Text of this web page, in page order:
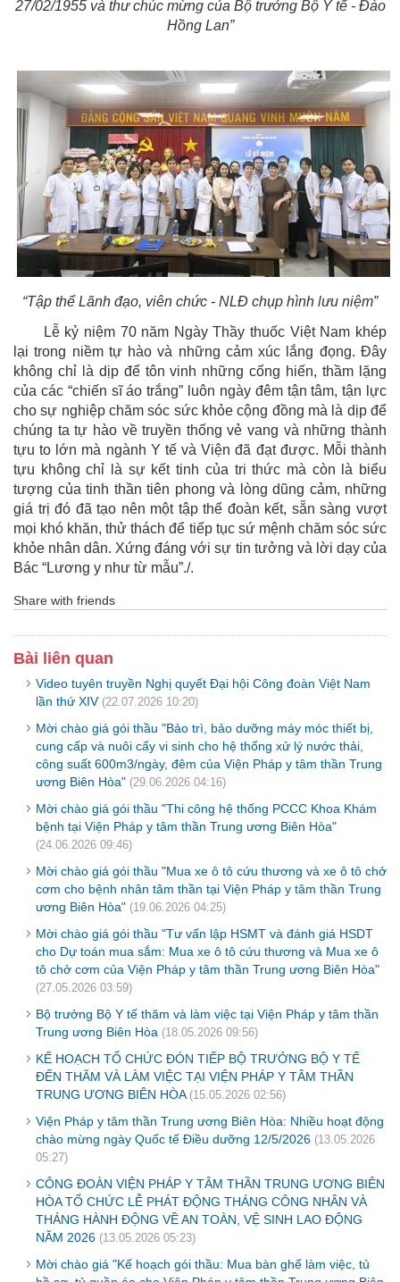
27/02/1955 và thưchúc mừng của Bộ trưởng Bộ Y tế - Đào
Hồng Lan”
“Tập thể Lãnh đạo, viên chức - NLĐ chụp hình lưu niệm”
Lễ kỷ niệm 70 năm Ngày Thầy thuốc Việt Nam khép
lại trong niềm tự hào và những cảm xúc lắng đọng. Đây
không chỉ là dịp để tôn vinh những cống hiến, thầm lặng
của các “chiến sĩ áo trắng” luôn ngày đêm tận tâm, tận lực
cho sự nghiệp chăm sóc sức khỏe cộng đồng mà là dịp để
chúng ta tự hào về truyền thống vẻ vang và những thành
tựu to lớn mà ngành Y tế và Viện đã đạt được. Mỗi thành
tựu không chỉ là sự kết tinh của tri thức mà còn là biểu
tượng của tinh thần tiên phong và lòng dũng cảm, những
giá trị đó đã tạo nên một tập thể đoàn kết, sẵn sàng vượt
mọi khó khăn, thử thách để tiếp tục sứ mệnh chăm sóc sức
khỏe nhân dân. Xứng đáng với sự tin tưởng và lời dạy của
Bác “Lương y như từ mẫu”./.
Share with friends
Bài liên quan
Video tuyên truyền Nghị quyết Đại hội Công đoàn Việt Nam
lần thứ XIV (22.07.2026 10:20)
Mời chào giá gói thầu "Bảo trì, bảo dưỡng máy móc thiết bị,
cung cấp và nuôi cấy vi sinh cho hệ thống xử lý nước thải,
công suất 600m3/ngày, đêm của Viện Pháp y tâm thần Trung
ương Biên Hòa" (29.06.2026 04:16)
Mời chào giá gói thầu "Thi công hệ thống PCCC Khoa Khám
bệnh tại Viện Pháp y tâm thần Trung ương Biên Hòa"
(24.06.2026 09:46)
Mời chào giá gói thầu "Mua xe ô tô cứu thương và xe ô tô chở
cơm cho bệnh nhân tâm thần tại Viện Pháp y tâm thần Trung
ương Biên Hòa" (19.06.2026 04:25)
Mời chào giá gói thầu "Tư vấn lập HSMT và đánh giá HSDT
cho Dự toán mua sắm: Mua xe ô tô cứu thương và Mua xe ô
tô chở cơm của Viện Pháp y tâm thần Trung ương Biên Hòa"
(27.05.2026 03:59)
Bộ trưởng Bộ Y tế thăm và làm việc tại Viện Pháp y tâm thần
Trung ương Biên Hòa (18.05.2026 09:56)
KẾ HOẠCH TỔ CHỨC ĐÓN TIẾP BỘ TRƯỞNG BỘ Y TẾ
ĐẾN THĂM VÀ LÀM VIỆC TẠI VIỆN PHÁP Y TÂM THẦN
TRUNG ƯƠNG BIÊN HÒA (15.05.2026 02:56)
Viện Pháp y tâm thần Trung ương Biên Hòa: Nhiều hoạt động
chào mừng ngày Quốc tế Điều dưỡng 12/5/2026 (13.05.2026
05:27)
CÔNG ĐOÀN VIỆN PHÁP Y TÂM THẦN TRUNG ƯƠNG BIÊN
HÒA TỔ CHỨC LỄ PHÁT ĐỘNG THÁNG CÔNG NHÂN VÀ
THÁNG HÀNH ĐỘNG VỀ AN TOÀN, VỆ SINH LAO ĐỘNG
NĂM 2026 (13.05.2026 05:23)
Mời chào giá "Kế hoạch gói thầu: Mua bàn ghế làm việc, tủ